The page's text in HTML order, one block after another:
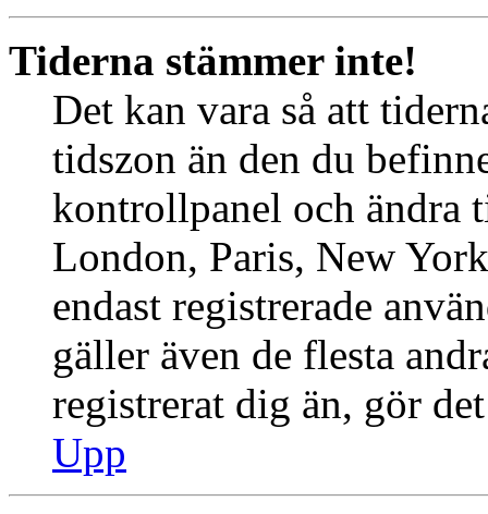
Tiderna stämmer inte!
Det kan vara så att
tidszon än den du
kontrollpanel och ändra
London, Paris, New
endast registrerade
gäller även de flesta
registrerat dig än, gör
Upp